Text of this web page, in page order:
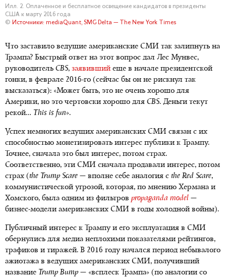
Илл. 2. Оплаченное и бесплатное освещение кандидатов в президенты
США к марту 2016 года
© Источники: mediaQuant, SMG Delta — The New York Times
Что заставило ведущие американские СМИ так залипнуть на
Трампа? Быстрый ответ на этот вопрос дал Лес Мунвес,
руководитель CBS, заявивший еще в начале президентской
гонки, в феврале 2016-го (сейчас бы он не рискнул так
высказаться): «Может быть, это не очень хорошо для
Америки, но это чертовски хорошо для CBS. Деньги текут
рекой… This is fun».
Успех немногих ведущих американских СМИ связан с их
способностью монетизировать интерес публики к Трампу.
Точнее, сначала это был интерес, потом страх.
Соответственно, эти СМИ сначала продавали интерес, потом
страх (the Trump Scare — вполне себе аналогия с the Red Scare,
коммунистической угрозой, которая, по мнению Хермана и
Хомского, была одним из фильтров propaganda model —
бизнес-модели американских СМИ в годы холодной войны).
Публичный интерес к Трампу и его эксплуатация в СМИ
обернулись для медиа неплохими показателями рейтингов,
трафиков и тиражей. В 2016 году начался период небывалого
ажиотажа в ведущих американских СМИ, получивший
название Trump Bump— «всплеск Трампа» (по аналогии со